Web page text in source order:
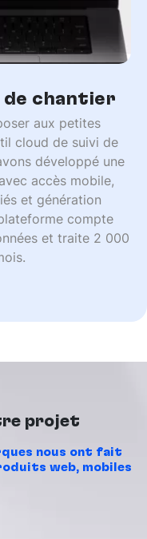
de chantier
aux petites
cloud de suivi de
développé une
accès mobile,
et génération
compte
et traite 2 000
projet
nous ont fait
web, mobiles